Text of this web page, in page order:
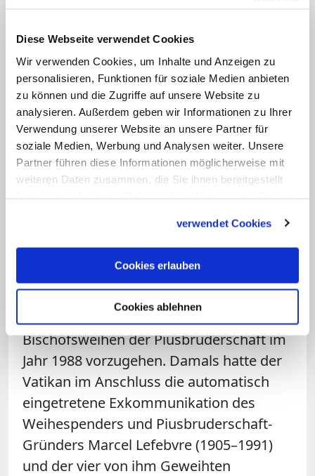
Diese Webseite verwendet Cookies
Wir verwenden Cookies, um Inhalte und Anzeigen zu
personalisieren, Funktionen für soziale Medien anbieten
zu können und die Zugriffe auf unsere Website zu
analysieren. Außerdem geben wir Informationen zu Ihrer
Verwendung unserer Website an unsere Partner für
soziale Medien, Werbung und Analysen weiter. Unsere
Partner führen diese Informationen möglicherweise mit
weiteren Daten zusammen, die Sie ihnen bereitgestellt
verwendet Cookies
Cookies erlauben
Cookies ablehnen
auf." Das Schreiben ist die erste direkte
Äußerung von Papst Leo XIV. gegenüber
der Piusbruderschaft.
Vatikanisches Vorgehen
Mitte Maihatte der Präfekt des
Glaubensdikasteriums, Kardinal Víctor
den 1. Juli geplanten Bischofsweihen
die Exkommunikation nach sich ziehen.
Damit kündigte der Vatikan an, bei den
anstehenden Weihen wie bei den ersten
Bischofsweihen der Piusbruderschaft im
Jahr 1988 vorzugehen. Damals hatte der
Vatikan im Anschluss die automatisch
eingetretene Exkommunikation des
Weihespenders und Piusbruderschaft-
Gründers Marcel Lefebvre (1905–1991)
und der vier von ihm Geweihten